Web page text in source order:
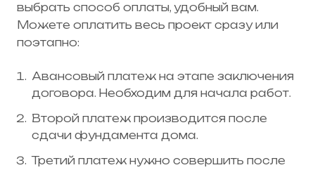
выбрать способ оплаты, удобный вам.
Можете оплатить весь проект сразу или
поэтапно:
Авансовый платеж на этапе заключения
договора. Необходим для начала работ.
Второй платеж производится после
сдачи фундамента дома.
Третий платеж нужно совершить после